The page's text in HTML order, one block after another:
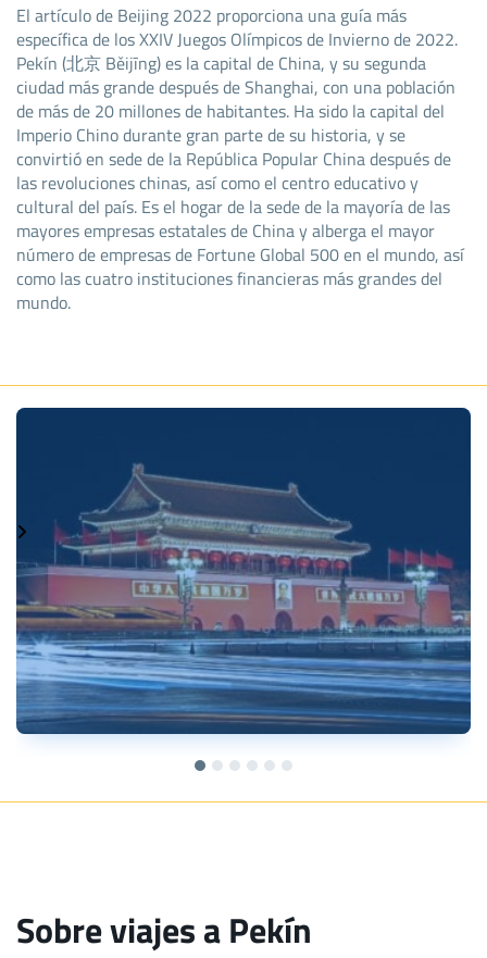
El artículo de Beijing 2022 proporciona una guía más
específica de los XXIV Juegos Olímpicos de Invierno de 2022.
Pekín (北京 Běijīng) es la capital de China, y su segunda
ciudad más grande después de Shanghai, con una población
de más de 20 millones de habitantes. Ha sido la capital del
Imperio Chino durante gran parte de su historia, y se
convirtió en sede de la República Popular China después de
las revoluciones chinas, así como el centro educativo y
cultural del país. Es el hogar de la sede de la mayoría de las
mayores empresas estatales de China y alberga el mayor
número de empresas de Fortune Global 500 en el mundo, así
como las cuatro instituciones financieras más grandes del
mundo.
Sobre viajes a Pekín